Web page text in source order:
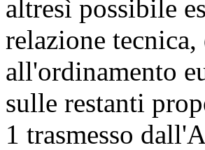
altresì possibile
relazione
all'ordinamento
sulle restanti
1 trasmesso